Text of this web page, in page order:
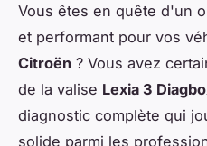
Vous êtes en quête d'un
et performant pour vos
Citroën ? Vous avez
de la valise Lexia 3
diagnostic complète qui
solide parmi les